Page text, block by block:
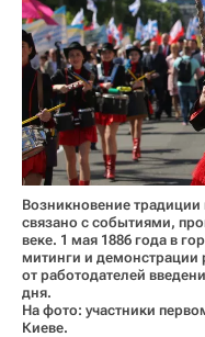
Возникновение
связано с событиями,
веке. 1 мая 1886 года в
митинги и демонстрации
от работодателей
дня.
На фото: участники
Киеве.